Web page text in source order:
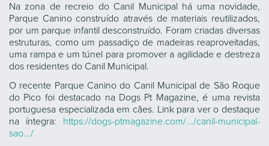
Na zona de recreio do Canil Municipal há uma novidade,
Parque Canino construído através de materiais reutilizados,
por um parque infantil desconstruído. Foram criadas diversas
estruturas, como um passadiço de madeiras reaproveitadas,
uma rampa e um túnel para promover a agilidade e destreza
dos residentes do Canil Municipal.
O recente Parque Canino do Canil Municipal de São Roque
do Pico foi destacado na Dogs Pt Magazine, é uma revista
portuguesa especializada em cães. Link para ver o destaque
na íntegra: https://dogs-ptmagazine.com/.../canil-municipal-
sao.../